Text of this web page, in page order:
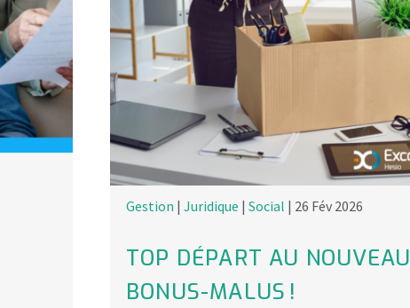
Gestion | Juridique | Social | 26 Fév 2026
TOP DÉPART AU NOUVEAU
BONUS-MALUS !